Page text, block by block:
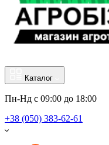
Каталог
Пн-Нд с 09:00 до 18:00
+38 (050) 383-62-61